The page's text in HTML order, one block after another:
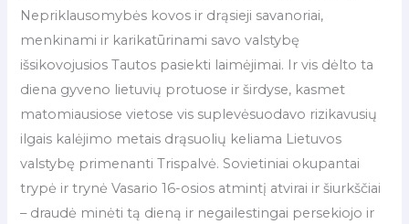
Nepriklausomybės kovos ir drąsieji savanoriai,
menkinami ir karikatūrinami savo valstybę
išsikovojusios Tautos pasiekti laimėjimai. Ir vis dėlto ta
diena gyveno lietuvių protuose ir širdyse, kasmet
matomiausiose vietose vis suplevėsuodavo rizikavusių
ilgais kalėjimo metais drąsuolių keliama Lietuvos
valstybę primenanti Trispalvė. Sovietiniai okupantai
trypė ir trynė Vasario 16-osios atmintį atvirai ir šiurkščiai
– draudė minėti tą dieną ir negailestingai persekiojo ir